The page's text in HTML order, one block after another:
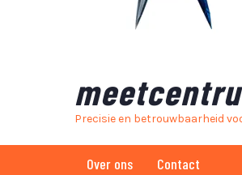
Precisie en betrouwbaarheid
Over ons Contact